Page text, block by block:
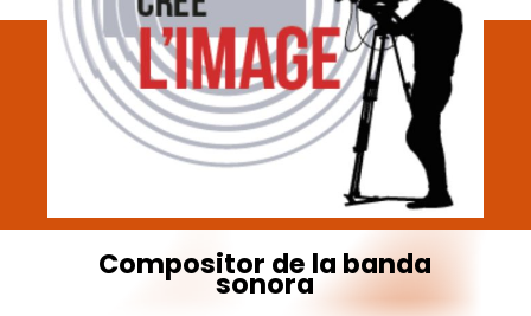
Compositor de la banda
sonora